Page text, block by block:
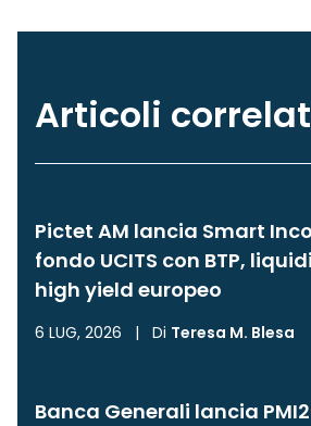
Articoli
Pictet AM lancia Smart
fondo UCITS con BTP,
high yield europeo
6 LUG, 2026 | Di Teresa M. Blesa
Banca Generali lancia